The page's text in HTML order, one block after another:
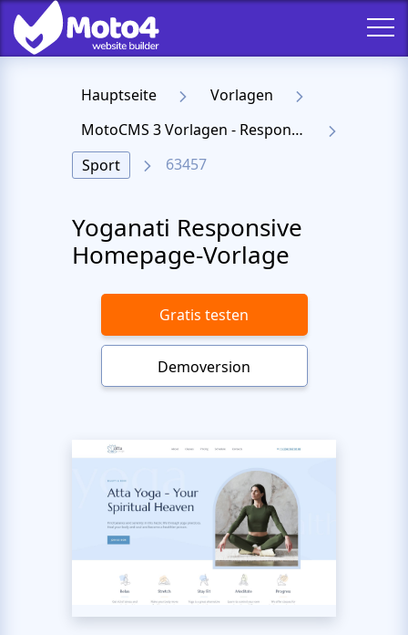
Hauptseite
Vorlagen
MotoCMS 3 Vorlagen - Responsive Templates für Website
Sport
63457
Yoganati Responsive
Homepage-Vorlage
Gratis testen
Demoversion